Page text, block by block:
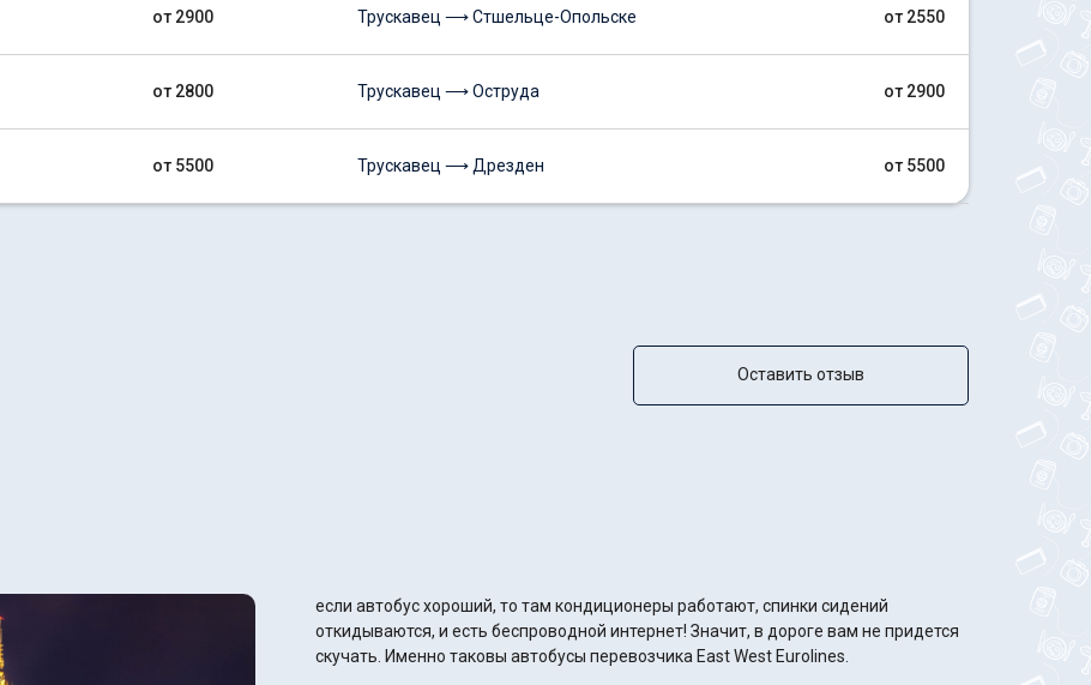
от 2900
от 2800
от 5500
Трускавец ⟶ Стшельце-Опольске от 2550
Трускавец ⟶ Оструда от 2900
Трускавец ⟶ Дрезден от 5500
Оставить отзыв
если автобус хороший, то там кондиционеры работают, спинки сидений
откидываются, и есть беспроводной интернет! Значит, в дороге вам не придется
скучать. Именно таковы автобусы перевозчика East West Eurolines.